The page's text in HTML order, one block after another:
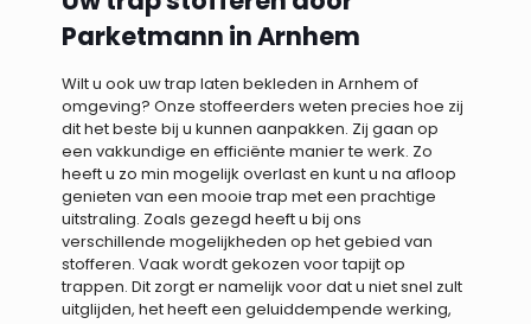
Parketmann in Arnhem
Wilt u ook uw trap laten bekleden in Arnhem of
omgeving? Onze stoffeerders weten precies hoe zij
dit het beste bij u kunnen aanpakken. Zij gaan op
een vakkundige en efficiënte manier te werk. Zo
heeft u zo min mogelijk overlast en kunt u na afloop
genieten van een mooie trap met een prachtige
uitstraling. Zoals gezegd heeft u bij ons
verschillende mogelijkheden op het gebied van
stofferen. Vaak wordt gekozen voor tapijt op
trappen. Dit zorgt er namelijk voor dat u niet snel zult
uitglijden, het heeft een geluiddempende werking,